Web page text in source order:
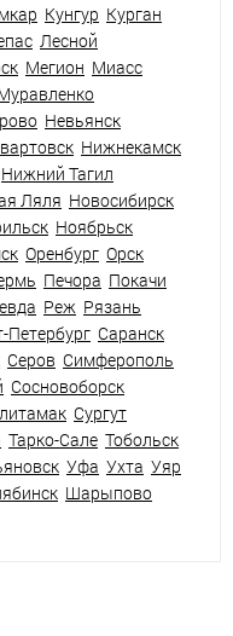
Кунгур Курган
Лесной
Мегион Миасс
Невьянск
Нижнекамск
Нижний Тагил
Ляля Новосибирск
Ноябрьск
Оренбург Орск
Печора Покачи
Реж Рязань
Петербург Саранск
Серов Симферополь
Сосновоборск
Сургут
Тарко-Сале Тобольск
Уфа Ухта Уяр
Шарыпово